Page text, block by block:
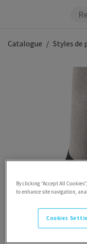
Catalogue Styles de
By clicking “Accept All
to enhance site navigation,
Cookies